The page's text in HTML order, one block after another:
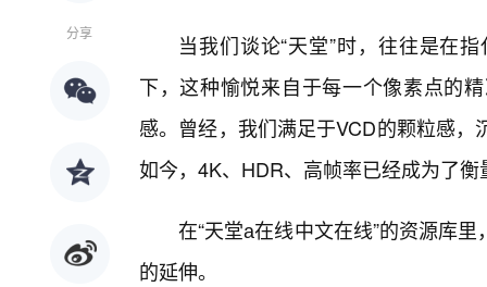
分享
当我们谈论“天堂”时，往往是在
下，这种愉悦来自于每一个像素点的
感。曾经，我们满足于VCD的颗粒感
如今，4K、HDR、高帧率已经成为了
在“天堂а在线中文在线”的资源库
的延伸。